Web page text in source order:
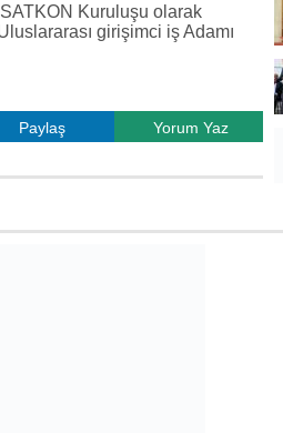
Kuruluşu olarak
girişimci iş Adamı
Paylaş Yorum Yaz